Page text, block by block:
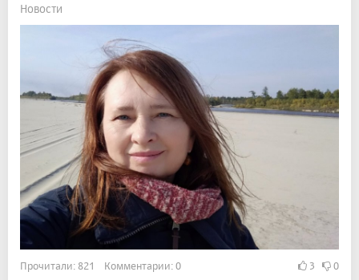
Новости
Прочитали: 821 Комментарии: 0 3 0